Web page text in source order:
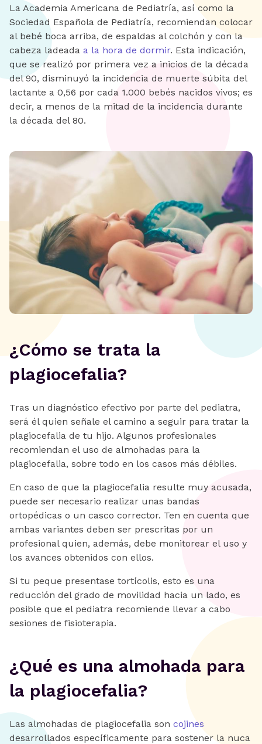
La Academia Americana de Pediatría, así como la
Sociedad Española de Pediatría, recomiendan colocar
al bebé boca arriba, de espaldas al colchón y con la
cabeza ladeada a la hora de dormir. Esta indicación,
que se realizó por primera vez a inicios de la década
del 90, disminuyó la incidencia de muerte súbita del
lactante a 0,56 por cada 1.000 bebés nacidos vivos; es
decir, a menos de la mitad de la incidencia durante
la década del 80.
¿Cómo se trata la
plagiocefalia?
Tras un diagnóstico efectivo por parte del pediatra,
será él quien señale el camino a seguir para tratar la
plagiocefalia de tu hijo. Algunos profesionales
recomiendan el uso de almohadas para la
plagiocefalia, sobre todo en los casos más débiles.
En caso de que la plagiocefalia resulte muy acusada,
puede ser necesario realizar unas bandas
ortopédicas o un casco corrector. Ten en cuenta que
ambas variantes deben ser prescritas por un
profesional quien, además, debe monitorear el uso y
los avances obtenidos con ellos.
Si tu peque presentase tortícolis, esto es una
reducción del grado de movilidad hacia un lado, es
posible que el pediatra recomiende llevar a cabo
sesiones de fisioterapia.
¿Qué es una almohada para
la plagiocefalia?
Las almohadas de plagiocefalia son cojines
desarrollados específicamente para sostener la nuca